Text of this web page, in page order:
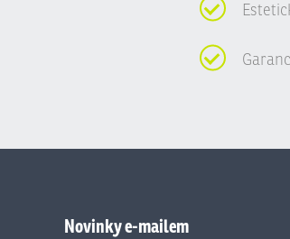
Novinky e-mailem